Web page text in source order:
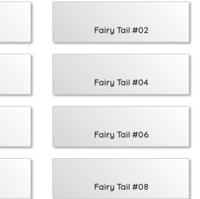
Fairy Tail #02
Fairy Tail #04
Fairy Tail #06
Fairy Tail #08